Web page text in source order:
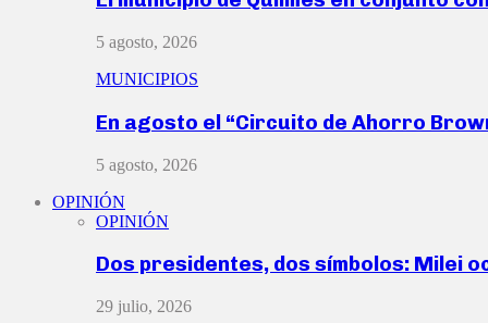
5 agosto, 2026
MUNICIPIOS
En agosto el “Circuito de Ahorro
5 agosto, 2026
OPINIÓN
OPINIÓN
Dos presidentes, dos símbolos: Milei
29 julio, 2026